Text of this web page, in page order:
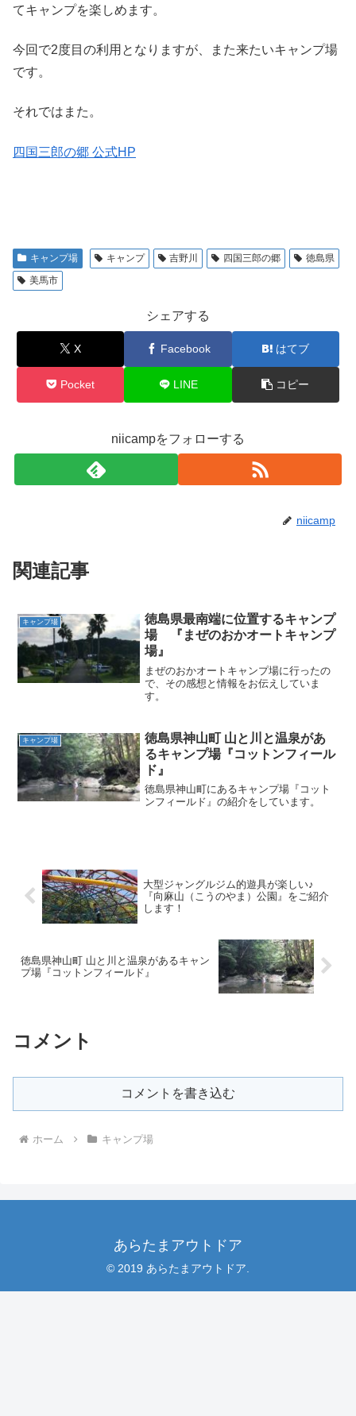
てキャンプを楽しめます。
今回で2度目の利用となりますが、また来たいキャンプ場
です。
それではまた。
四国三郎の郷 公式HP
キャンプ場 キャンプ 吉野川 四国三郎の郷
徳島県
美馬市
シェアする
X Facebook はてブ
Pocket LINE コピー
niicampをフォローする
niicamp
関連記事
キャンプ場
徳島県最南端に位置するキャンプ
場 『まぜのおかオートキャンプ
場』
まぜのおかオートキャンプ場に行ったの
で、その感想と情報をお伝えしていま
す。
キャンプ場
徳島県神山町 山と川と温泉があ
るキャンプ場『コットンフィール
ド』
徳島県神山町にあるキャンプ場『コット
ンフィールド』の紹介をしています。
大型ジャングルジム的遊具が楽しい♪
『向麻山（こうのやま）公園』をご紹介
します！
徳島県神山町 山と川と温泉があるキャン
プ場『コットンフィールド』
コメント
コメントを書き込む
ホーム キャンプ場
あらたまアウトドア
© 2019 あらたまアウトドア.